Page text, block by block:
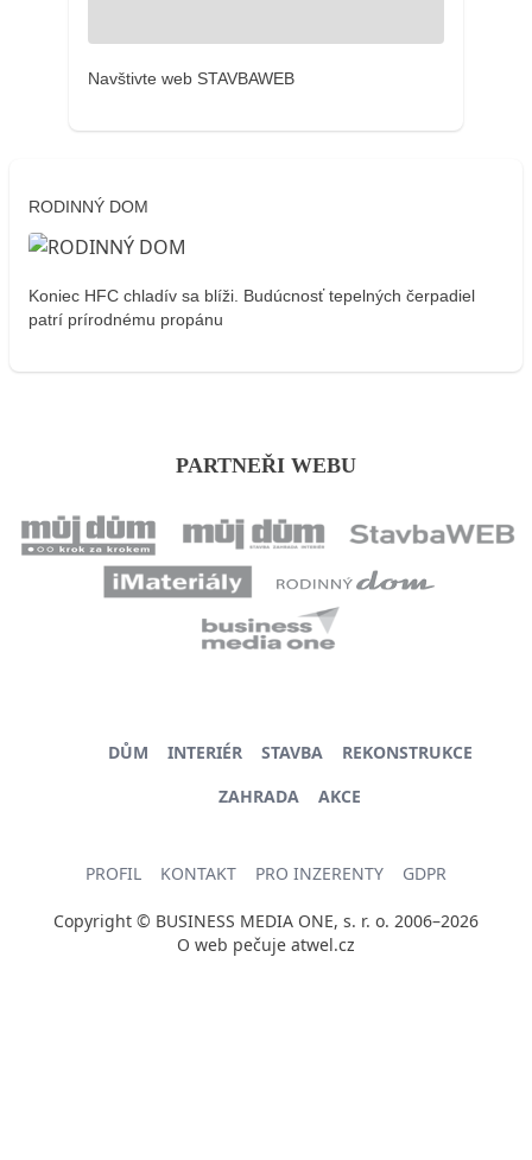
Navštivte web STAVBAWEB
RODINNÝ DOM
Koniec HFC chladív sa blíži. Budúcnosť tepelných čerpadiel
patrí prírodnému propánu
PARTNEŘI WEBU
DŮM INTERIÉR STAVBA
REKONSTRUKCE
ZAHRADA
AKCE
PROFIL KONTAKT PRO INZERENTY GDPR
Copyright © BUSINESS MEDIA ONE, s. r. o. 2006–2026